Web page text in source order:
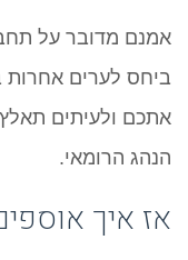
אמנם מדובר על
ביחס לערים
אתכם ולעיתים
הנהג הרומאי.
אז איך